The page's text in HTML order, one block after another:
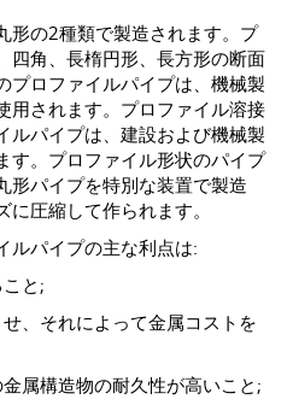
形の2種類で製造されます。プ
四角、長楕円形、長方形の断面
プロファイルパイプは、機械製
用されます。プロファイル溶接
ルパイプは、建設および機械製
す。プロファイル形状のパイプ
形パイプを特別な装置で製造
圧縮して作られます。
ルパイプの主な利点は:
と;
、それによって金属コストを
属構造物の耐久性が高いこと;